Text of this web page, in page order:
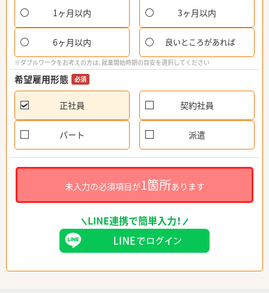
1ヶ月以内 3ヶ月以内
6ヶ月以内 良いところがあれば
※ダブルワークをお考えの方は、就業開始時期の目安を選択してください
希望雇用形態 必須
正社員 契約社員
パート 派遣
未入力の必須項目が1箇所あります
LINE連携で簡単入力！